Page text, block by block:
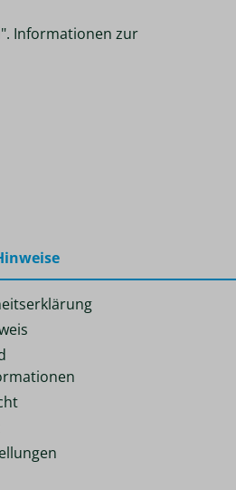
Informationen zur